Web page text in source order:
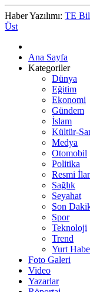
Haber Yazılımı: TE
Üst
Ana Sayfa
Kategoriler
Dünya
Eğitim
Ekonomi
Gündem
İslam
Kültür-
Medya
Otomobil
Politika
Resmi
Sağlık
Seyahat
Son
Spor
Teknoloji
Trend
Yurt
Foto Galeri
Video
Yazarlar